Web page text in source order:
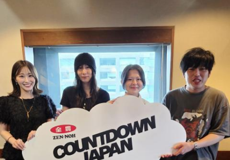
2試合に登板してみていかがですか？
山田「自分の持ち味が出せて抑えられることができたので、
そこは1番よかったのかなと思います。試合で投げる、野球が
できる感謝というのも再び感じることができましたし、野球
が楽しかったですね」
――今シーズンの登板はまだ2試合ですが、ヒットを1本も打
たれていないです。
山田「そうなんですか？ 何の意識もしていないです（笑）。
1イニングを無失点で抑える。どれだけピンチを作っても無失
点で抑えるというのが中継ぎの仕事なので、それができたと
TVアニメ『逃げ上手の若君』第2期オープニングテーマ「鬼
事」。中島健人はこの「鬼事」を「日々のイラッとした出来
事」や「心がザワザワした、モヤモヤした事」を表す言葉と
してカジュアルに使っています。そんな、あなたの周りで起
きた「鬼事」を教えてください。
中島健人が、どう立ち回ればよかったのか手を差し伸べま
す。
※ メールの件名は「鬼事」でお願いします。
◎コーナー『人生アイズ相談ドラゴン』
「仕事場の上司、良い人なんだけどここが好きになれなく